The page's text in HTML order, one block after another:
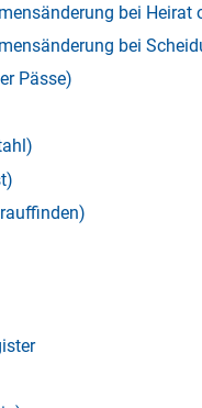
bei
bei
Pässe)